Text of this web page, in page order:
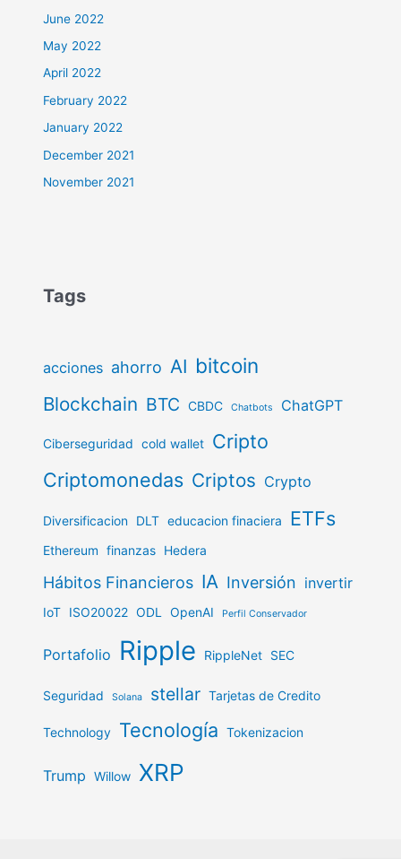
June 2022
May 2022
April 2022
February 2022
January 2022
December 2021
November 2021
Tags
acciones ahorro AI bitcoin
Blockchain BTC CBDC Chatbots ChatGPT
Ciberseguridad cold wallet Cripto
Criptomonedas Criptos Crypto
Diversificacion DLT educacion finaciera ETFs
Ethereum finanzas Hedera
Hábitos Financieros IA Inversión invertir
IoT ISO20022 ODL OpenAI Perfil Conservador
Portafolio Ripple RippleNet SEC
Seguridad Solana stellar Tarjetas de Credito
Technology Tecnología Tokenizacion
Trump Willow XRP